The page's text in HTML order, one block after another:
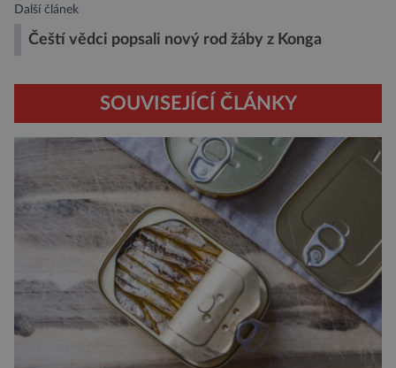
Další článek
Čeští vědci popsali nový rod žáby z Konga
SOUVISEJÍCÍ ČLÁNKY